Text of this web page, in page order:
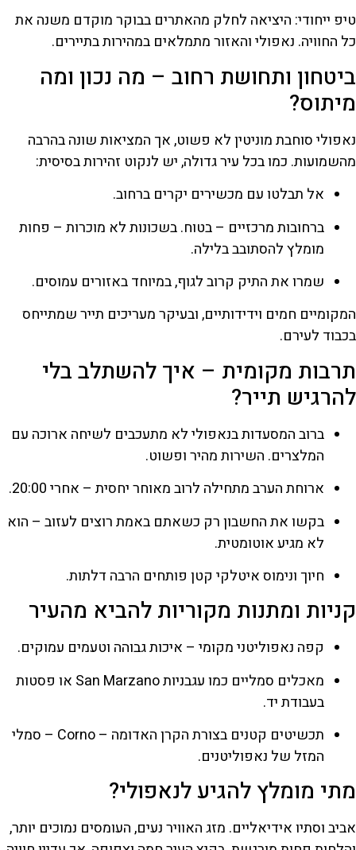
טיפ ייחודי: היציאה לחלק מהאתרים בבוקר מוקדם משנה את
כל החוויה. נאפולי והאזור מתמלאים במהירות בתיירים.
ביטחון ותחושת רחוב – מה נכון ומה
מיתוס?
נאפולי סוחבת מוניטין לא פשוט, אך המציאות שונה בהרבה
מהשמועות. כמו בכל עיר גדולה, יש לנקוט זהירות בסיסית:
אל תבלטו עם מכשירים יקרים ברחוב.
ברחובות מרכזיים – בטוח. בשכונות לא מוכרות – פחות
מומלץ להסתובב בלילה.
שמרו את התיק קרוב לגוף, במיוחד באזורים עמוסים.
המקומיים חמים וידידותיים, ובעיקר מעריכים תייר שמתייחס
בכבוד לעירם.
תרבות מקומית – איך להשתלב בלי
להרגיש תייר?
ברוב המסעדות בנאפולי לא מתעכבים לשיחה ארוכה עם
המלצרים. השירות מהיר ופשוט.
ארוחת הערב מתחילה לרוב מאוחר יחסית – אחרי 20:00.
בקשו את החשבון רק כשאתם באמת רוצים לעזוב – הוא
לא מגיע אוטומטית.
חיוך ונימוס איטלקי קטן פותחים הרבה דלתות.
קניות ומתנות מקוריות להביא מהעיר
קפה נאפוליטני מקומי – איכות גבוהה וטעמים עמוקים.
מאכלים סמליים כמו עגבניות San Marzano או פסטות
בעבודת יד.
תכשיטים קטנים בצורת הקרן האדומה – Corno – סמלי
המזל של נאפוליטנים.
מתי מומלץ להגיע לנאפולי?
אביב וסתיו אידיאליים. מזג האוויר נעים, העומסים נמוכים יותר,